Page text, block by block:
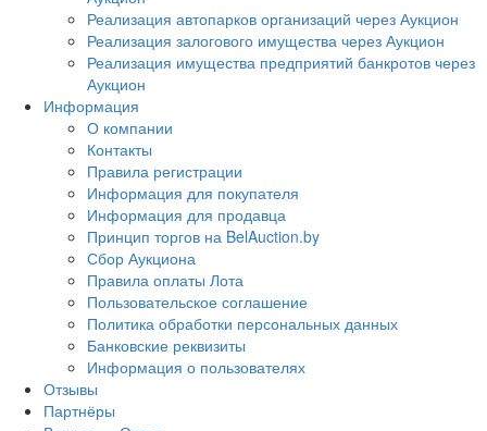
Реализация автопарков организаций через Аукцион
Реализация залогового имущества через Аукцион
Реализация имущества предприятий банкротов через
Аукцион
Информация
О компании
Контакты
Правила регистрации
Информация для покупателя
Информация для продавца
Принцип торгов на BelAuction.by
Сбор Аукциона
Правила оплаты Лота
Пользовательское соглашение
Политика обработки персональных данных
Банковские реквизиты
Информация о пользователях
Отзывы
Партнёры